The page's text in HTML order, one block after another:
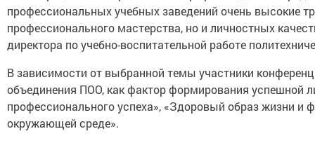
профессиональных учебных заведений очень высокие
профессионального мастерства, но и личностных
директора по учебно-воспитательной работе
В зависимости от выбранной темы участники
объединения ПОО, как фактор формирования успешной
профессионального успеха», «Здоровый образ жизни и
окружающей среде».